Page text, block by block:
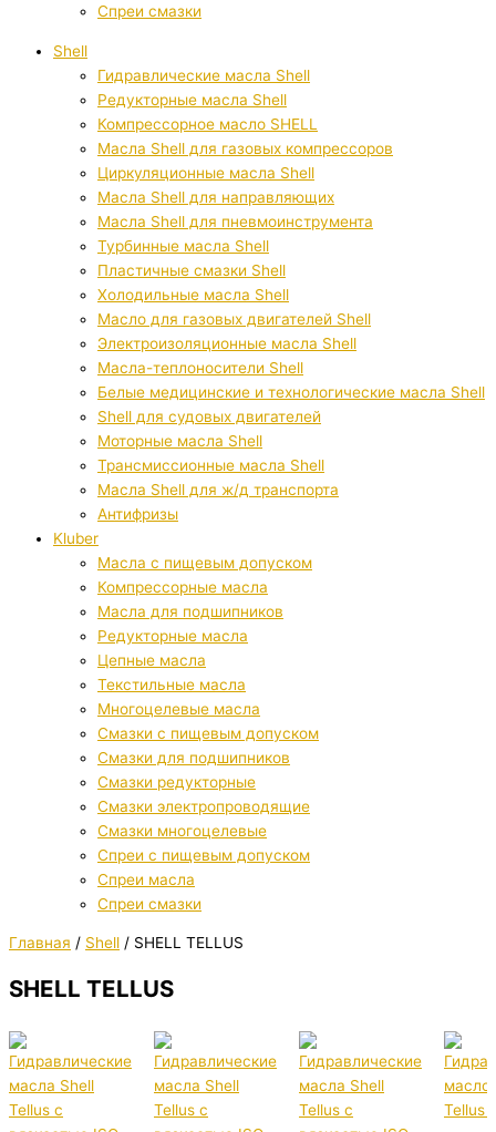
Спреи смазки
Shell
Гидравлические масла Shell
Редукторные масла Shell
Компрессорное масло SHELL
Масла Shell для газовых компрессоров
Циркуляционные масла Shell
Масла Shell для направляющих
Масла Shell для пневмоинструмента
Турбинные масла Shell
Пластичные смазки Shell
Холодильные масла Shell
Масло для газовых двигателей Shell
Электроизоляционные масла Shell
Масла-теплоносители Shell
Белые медицинские и технологические масла Shell
Shell для судовых двигателей
Моторные масла Shell
Трансмиссионные масла Shell
Масла Shell для ж/д транспорта
Антифризы
Kluber
Масла с пищевым допуском
Компрессорные масла
Масла для подшипников
Редукторные масла
Цепные масла
Текстильные масла
Многоцелевые масла
Смазки с пищевым допуском
Смазки для подшипников
Смазки редукторные
Смазки электропроводящие
Смазки многоцелевые
Спреи с пищевым допуском
Спреи масла
Спреи смазки
Главная / Shell / SHELL TELLUS
SHELL TELLUS